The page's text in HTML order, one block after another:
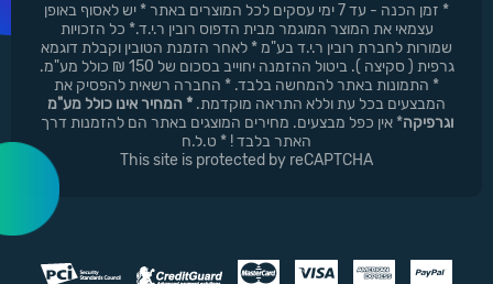
* זמן הכנה - עד 7 ימי עסקים לכל המוצרים באתר * יש לאסוף באופן
עצמאי את המוצר המוגמר מבית הדפוס רובין ר.י.ד.* כל הזכויות
שמורות לחברת רובין ר.י.ד בע"מ * לאחר הזמנת הטובין וקבלת דוגמא
גרפית ( סקיצה ). ביטול ההזמנה יחוייב בסכום של 150 ₪ כולל מע"מ.
* התמונות באתר להמחשה בלבד. * החברה רשאית להפסיק את
המבצעים בכל עת וללא התראה מוקדמת. * המחיר אינו כולל מע"מ
וגרפיקה* אין כפל מבצעים. מחירים המוצגים באתר הם להזמנות דרך
האתר בלבד ! * ט.ל.ח
This site is protected by reCAPTCHA